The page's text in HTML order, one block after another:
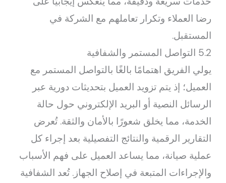
رضا العملاء وتكرار تعاملهم مع الشركة في
المستقبل.
5.2 التواصل المستمر والشفافية
يولي الفريق اهتمامًا بالغًا بالتواصل المستمر مع
العميل؛ إذ يتم تزويد العميل بتحديثات دورية عبر
الرسائل النصية أو البريد الإلكتروني حول حالة
الخدمة، مما يخلق شعورًا بالأمان والثقة. تُعرض
التقارير الرقمية والنتائج التفصيلية بعد إجراء كل
عملية صيانة، مما يساعد العميل على فهم الأسباب
والإجراءات المتبعة في إصلاح الجهاز. تُعد الشفافية